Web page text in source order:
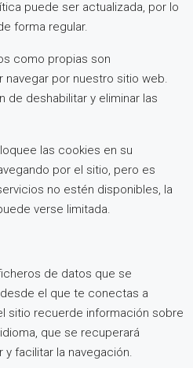
puede ser actualizada, por lo
forma regular.
como propias son
por nuestro sitio web.
de deshabilitar y eliminar las
las cookies en su
por el sitio, pero es
no estén disponibles, la
verse limitada.
de datos que se
el que te conectas a
sitio recuerde información sobre
que se recuperará
facilitar la navegación.